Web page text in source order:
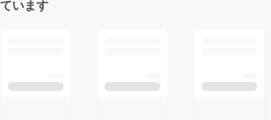
ています